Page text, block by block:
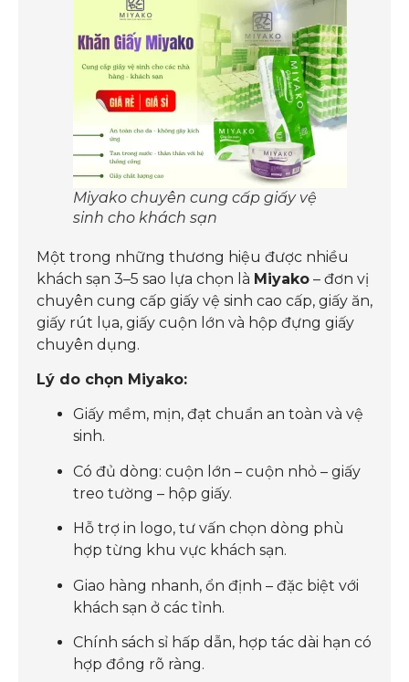
Miyako chuyên cung cấp giấy vệ
sinh cho khách sạn
Một trong những thương hiệu được nhiều
khách sạn 3–5 sao lựa chọn là Miyako – đơn vị
chuyên cung cấp giấy vệ sinh cao cấp, giấy ăn,
giấy rút lụa, giấy cuộn lớn và hộp đựng giấy
chuyên dụng.
Lý do chọn Miyako:
Giấy mềm, mịn, đạt chuẩn an toàn và vệ
sinh.
Có đủ dòng: cuộn lớn – cuộn nhỏ – giấy
treo tường – hộp giấy.
Hỗ trợ in logo, tư vấn chọn dòng phù
hợp từng khu vực khách sạn.
Giao hàng nhanh, ổn định – đặc biệt với
khách sạn ở các tỉnh.
Chính sách sỉ hấp dẫn, hợp tác dài hạn có
hợp đồng rõ ràng.